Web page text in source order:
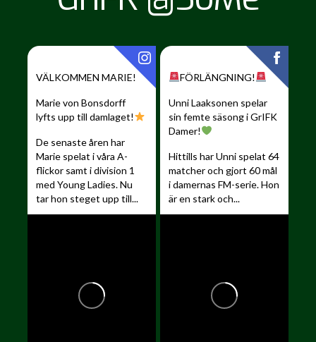
VÄLKOMMEN MARIE!
Marie von Bonsdorff
lyfts upp till damlaget!
De senaste åren har
Marie spelat i våra A-
flickor samt i division 1
med Young Ladies. Nu
tar hon steget upp till...
FÖRLÄNGNING!
Unni Laaksonen spelar
sin femte säsong i GrIFK
Damer!
Hittills har Unni spelat 64
matcher och gjort 60 mål
i damernas FM-serie. Hon
är en stark och...